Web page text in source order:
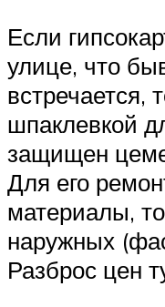
Если
улице, что
встречается,
шпаклевкой
защищен
Для его
материалы,
наружных
Разброс цен